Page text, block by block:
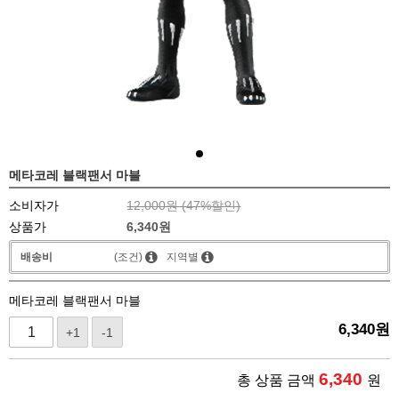
메타코레 블랙팬서 마블
소비자가 12,000원 (47%할인)
상품가
6,340원
배송비 (조건) 지역별
메타코레 블랙팬서 마블
+1 -1 6,340원
총 상품 금액 6,340 원